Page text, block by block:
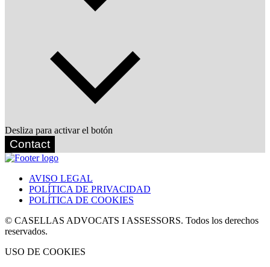
Desliza para activar el botón
Contact
AVISO LEGAL
POLÍTICA DE PRIVACIDAD
POLÍTICA DE COOKIES
© CASELLAS ADVOCATS I ASSESSORS. Todos los derechos
reservados.
USO DE COOKIES